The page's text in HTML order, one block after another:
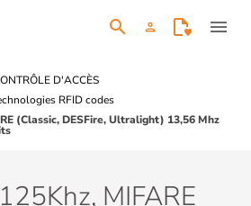
search person menu
D'ACCÈS
RFID codes
(Classic, DESFire, Ultralight) 13,56 Mhz
MIFARE